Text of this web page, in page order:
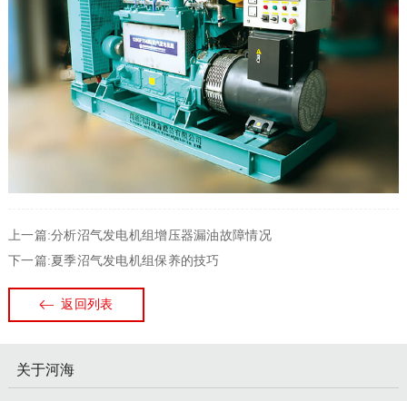
上一篇:分析沼气发电机组增压器漏油故障情况
下一篇:夏季沼气发电机组保养的技巧
返回列表
关于河海